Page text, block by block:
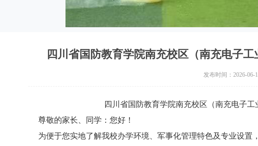
四川省国防教育学院南充校区（南充电子
发布时间：2026-06-
四川省国防教育学院南充校区（南充电子
尊敬的家长、同学：您好！
为便于您实地了解我校办学环境、军事化管理特色及专业设置